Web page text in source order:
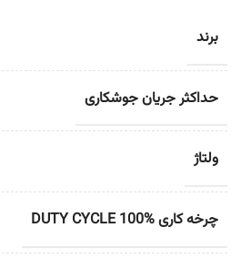
برند
حداکثر جریان جوشکاری
ولتاژ
چرخه کاری DUTY CYCLE 100%